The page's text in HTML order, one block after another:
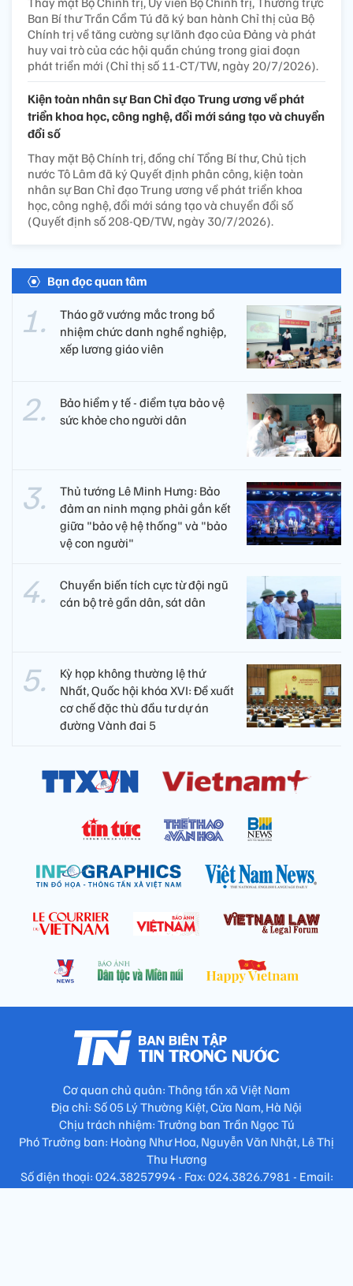
Ban Bí thư Trần Cẩm Tú đã ký ban hành Chỉ thị của Bộ
Chính trị về tăng cường sự lãnh đạo của Đảng và phát
huy vai trò của các hội quần chúng trong giai đoạn
phát triển mới (Chỉ thị số 11-CT/TW, ngày 20/7/2026).
Kiện toàn nhân sự Ban Chỉ đạo Trung ương về phát
triển khoa học, công nghệ, đổi mới sáng tạo và chuyển
đổi số
Thay mặt Bộ Chính trị, đồng chí Tổng Bí thư, Chủ tịch
nước Tô Lâm đã ký Quyết định phân công, kiện toàn
nhân sự Ban Chỉ đạo Trung ương về phát triển khoa
học, công nghệ, đổi mới sáng tạo và chuyển đổi số
(Quyết định số 208-QĐ/TW, ngày 30/7/2026).
Bạn đọc quan tâm
Tháo gỡ vướng mắc trong bổ
nhiệm chức danh nghề nghiệp,
xếp lương giáo viên
Bảo hiểm y tế - điểm tựa bảo vệ
sức khỏe cho người dân
Thủ tướng Lê Minh Hưng: Bảo
đảm an ninh mạng phải gắn kết
giữa "bảo vệ hệ thống" và "bảo
vệ con người"
Chuyển biến tích cực từ đội ngũ
cán bộ trẻ gần dân, sát dân
Kỳ họp không thường lệ thứ
Nhất, Quốc hội khóa XVI: Đề xuất
cơ chế đặc thù đầu tư dự án
đường Vành đai 5
Cơ quan chủ quản: Thông tấn xã Việt Nam
Địa chỉ: Số 05 Lý Thường Kiệt, Cửa Nam, Hà Nội
Chịu trách nhiệm: Trưởng ban Trần Ngọc Tú
Phó Trưởng ban: Hoàng Như Hoa, Nguyễn Văn Nhật, Lê Thị
Thu Hương
Số điện thoại: 024.38257994 - Fax: 024.3826.7981 - Email: